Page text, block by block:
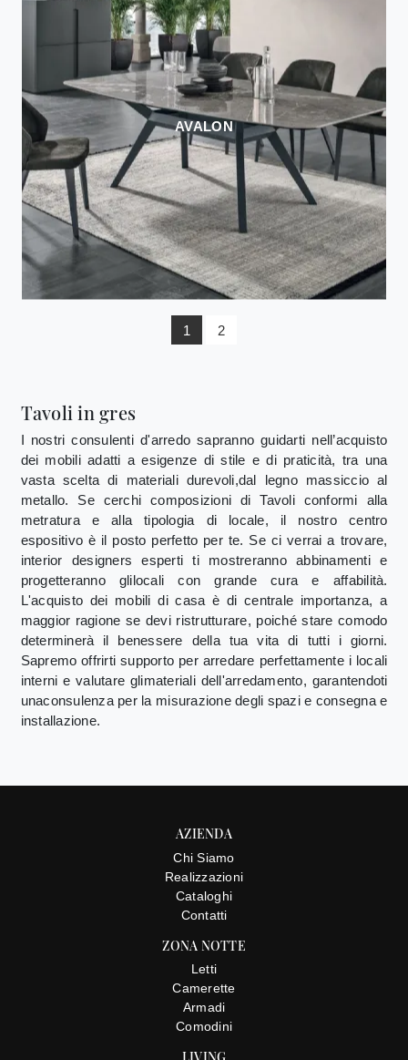
AVALON
1 2
Tavoli in gres
I nostri consulenti d'arredo sapranno guidarti nell’acquisto
dei mobili adatti a esigenze di stile e di praticità, tra una
vasta scelta di materiali durevoli,dal legno massiccio al
metallo. Se cerchi composizioni di Tavoli conformi alla
metratura e alla tipologia di locale, il nostro centro
espositivo è il posto perfetto per te. Se ci verrai a trovare,
interior designers esperti ti mostreranno abbinamenti e
progetteranno glilocali con grande cura e affabilità.
L'acquisto dei mobili di casa è di centrale importanza, a
maggior ragione se devi ristrutturare, poiché stare comodo
determinerà il benessere della tua vita di tutti i giorni.
Sapremo offrirti supporto per arredare perfettamente i locali
interni e valutare glimateriali dell'arredamento, garantendoti
unaconsulenza per la misurazione degli spazi e consegna e
installazione.
ZONA NOTTE
Letti
Camerette
Armadi
Comodini
AZIENDA
Chi Siamo
Realizzazioni
Cataloghi
Contatti